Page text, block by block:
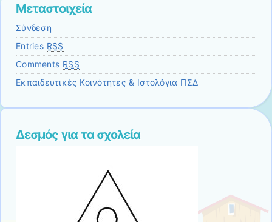
Μεταστοιχεία
Σύνδεση
Entries RSS
Comments RSS
Εκπαιδευτικές Κοινότητες & Ιστολόγια ΠΣΔ
Δεσμός για τα σχολεία